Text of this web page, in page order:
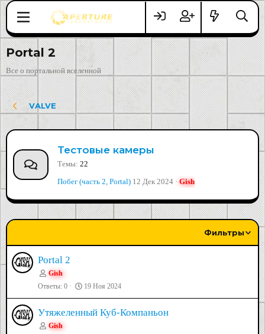
Portal 2
Все о портальной вселенной
VALVE
Тестовые камеры
Темы 22
Побег (часть 2, Portal) 12 Дек 2024 Gish
Фильтры
Portal 2
Gish
Ответы 0 19 Ноя 2024
Утяжеленный Куб-Компаньон
Gish